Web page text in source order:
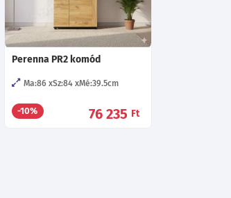
Perenna PR2 komód
Ma:86 Sz:84 Mé:39.5cm
-10% 76 235 Ft